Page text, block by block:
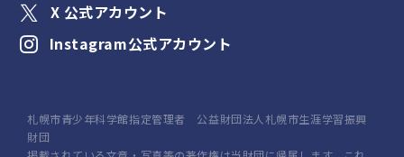
X 公式アカウント
Instagram公式アカウント
札幌市青少年科学館指定管理者 公益財団法人札幌市生涯学習振興
財団